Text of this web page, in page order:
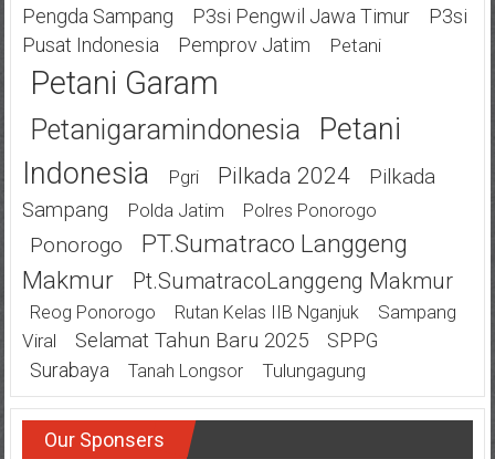
Pengda Sampang
P3si Pengwil Jawa Timur
P3si
Pusat Indonesia
Pemprov Jatim Petani
Petani Garam
Petanigaramindonesia
Petani
Indonesia
Pgri Pilkada 2024
Pilkada
Sampang
Polda Jatim Polres Ponorogo
Ponorogo
PT.Sumatraco Langgeng
Makmur
Pt.SumatracoLanggeng Makmur
Reog Ponorogo Rutan Kelas IIB Nganjuk
Sampang
Viral
Selamat Tahun Baru 2025
SPPG
Surabaya
Tanah Longsor Tulungagung
Our Sponsers